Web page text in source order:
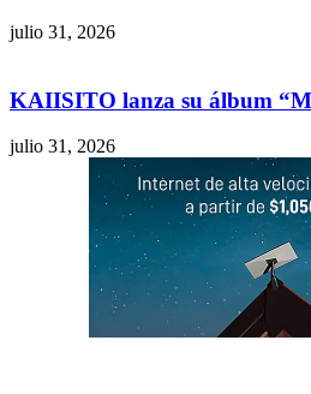
julio 31, 2026
KAIISITO lanza su álbum
julio 31, 2026